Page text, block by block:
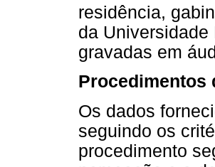
residência,
da
gravadas em
Procedimentos
Os dados
seguindo os
procedimento